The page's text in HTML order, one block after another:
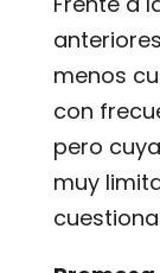
menos
con
pero
muy